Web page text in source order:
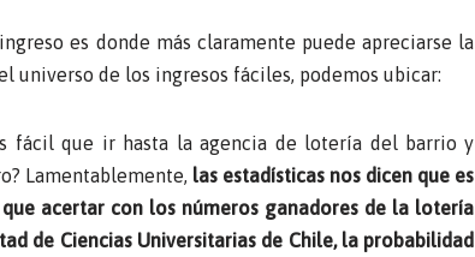
es donde más claramente puede apreciarse la
universo de los ingresos fáciles, podemos ubicar:
fácil que ir hasta la agencia de lotería del barrio y
Lamentablemente, las estadísticas nos dicen que es
acertar con los números ganadores de la lotería
de Ciencias Universitarias de Chile, la probabilidad